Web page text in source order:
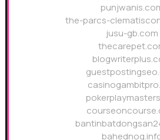
the-parcs-
jusu-gb.com